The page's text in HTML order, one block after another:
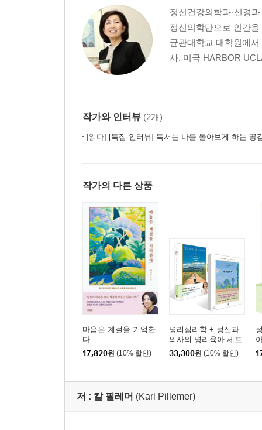
좌절이 경험이 되는 법
분노가 치밀어 오를 때, 감정 점수 체크하기
동류는 동류를 알아본다
일단 칭찬하고 지지하고 격려하기
세상 그 어떤 일도 당연한 건 없다
자살 본능 : 나는 왜 나를 살해하는가
강박장애와 편집증 : 불안이 지나치면 병이 된다
환절기 마음병 : 봄이 잔인할 수밖에 없는 이유
따돌림 : 지워지지 않는 영혼의 상처
열등감과 죄책감 : 스스로 만든 견고한 감옥
거부불안 : 어느 킬러의‘ 인정 투쟁’
에필로그 | ‘사랑만이 우리를 구원한다’는 말은 여
1장 16만 년의 인생에게 묻습니다
알겠지만, 희망은 지금 이곳에서, 자네가 만드
일이라네.”
정신건강의학과·신경
정신의학만으로 인간
균관대학교 대학원에
사, 미국 HARBOR
작가와 인터뷰 (2개)
[읽다] [특집 인터뷰] 독서는 나를 돌아보게 하는 공
작가의 다른 상품
마음은 계절을 기억한
다
17,820원 (10% 할인)
명리심리학 + 정신과
의사의 명리육아 세트
33,300원 (10% 할인)
저 : 칼 필레머 (Karl Pillemer)